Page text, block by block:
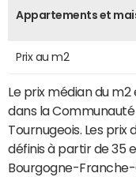
Appartements et
Prix au m2
Le prix médian du m2
dans la
Tournugeois. Les
définis à partir de 35
Bourgogne-